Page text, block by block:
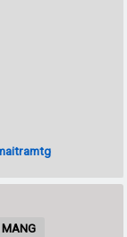
MANG